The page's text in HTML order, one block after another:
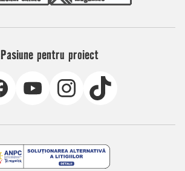
Pasiune pentru proiect